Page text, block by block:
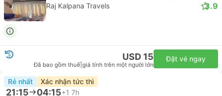
Raj Kalpana Travels 3.9
USD 15
Đã bao gồm thuế giá tính trên một người lớn
Đặt vé ngay
Rẻ nhất Xác nhận tức thì
21:15 04:15+1 7h